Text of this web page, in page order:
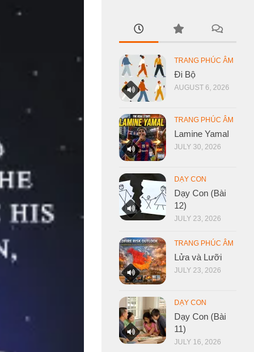
TRANG PHÚC ÂM
Đi Bộ
AUGUST 6, 2026
TRANG PHÚC ÂM
Lamine Yamal
JULY 30, 2026
DẠY CON
Dạy Con (Bài
12)
JULY 23, 2026
TRANG PHÚC ÂM
Lửa và Lưỡi
JULY 23, 2026
DẠY CON
Dạy Con (Bài
11)
JULY 16, 2026